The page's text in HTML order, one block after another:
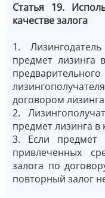
Статья 19.
качестве залога
1.
предмет лизинга
договором
2.
предмет лизинга в
3. Если предмет
привлеченных
залога по
повторный залог